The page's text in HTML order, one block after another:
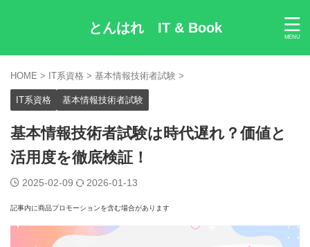
とんはれ IT & Book
HOME > IT系資格 > 基本情報技術者試験 >
IT系資格 基本情報技術者試験
基本情報技術者試験は時代遅れ？価値と
活用度を徹底検証！
2025-02-09 2026-01-13
記事内に商品プロモーションを含む場合があります